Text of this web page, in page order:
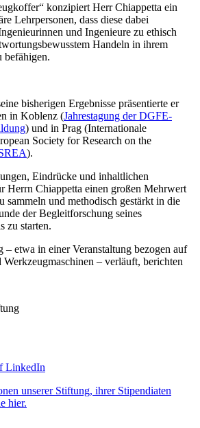
konzipiert Herr Chiappetta ein
Lehrpersonen, dass diese dabei
und Ingenieure zu ethisch
Handeln in ihrem
befähigen.
bisherigen Ergebnisse präsentierte er
in Koblenz (Jahrestagung der DGFE-
) und in Prag (Internationale
Society for Research on the
).
Eindrücke und inhaltlichen
Herrn Chiappetta einen großen Mehrwert
sammeln und methodisch gestärkt in die
der Begleitforschung seines
zu starten.
– etwa in einer Veranstaltung bezogen auf
– verläuft, berichten
LinkedIn
unserer Stiftung, ihrer Stipendiaten
hier.